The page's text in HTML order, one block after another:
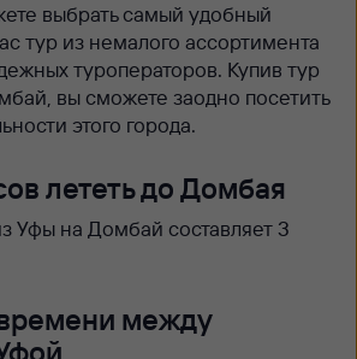
выбрать самый удобный
тур из немалого ассортимента
туроператоров. Купив тур
вы сможете заодно посетить
этого города.
лететь до Домбая
Уфы на Домбай составляет 3
между